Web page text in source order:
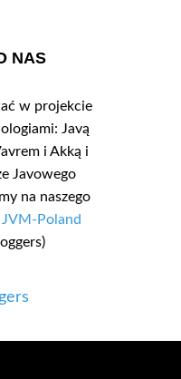
NAS
w projekcie
Javą
i Akką i
Javowego
na naszego
JVM-Poland